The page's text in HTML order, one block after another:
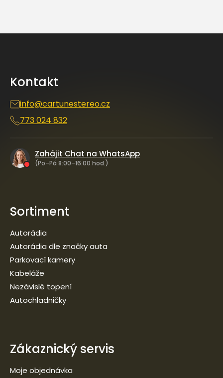
Kontakt
info@cartunestereo.cz
773 024 832
Zahájit Chat na WhatsApp
(Po–Pá 8:00–16:00 hod.)
Sortiment
Autorádia
Autorádia dle značky auta
Parkovací kamery
Kabeláže
Nezávislé topení
Autochladničky
Zákaznický servis
Moje objednávka